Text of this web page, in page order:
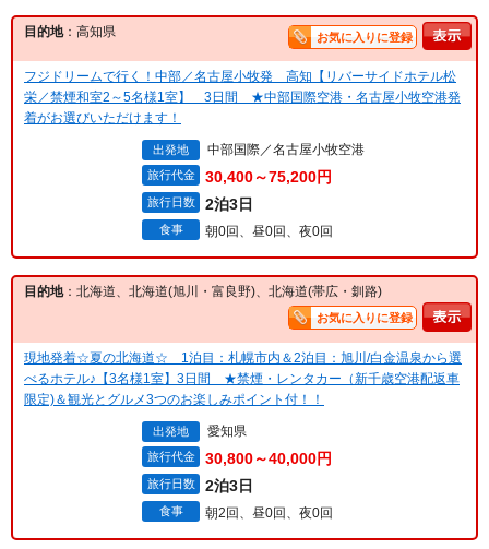
目的地：高知県 お気に入りに登録
フジドリームで行く！中部／名古屋小牧発 高知【リバーサイドホテル松
栄／禁煙和室2～5名様1室】 3日間 ★中部国際空港・名古屋小牧空港発
着がお選びいただけます！
出発地 中部国際／名古屋小牧空港
旅行代金 30,400～75,200円
旅行日数 2泊3日
食事 朝0回、昼0回、夜0回
目的地：北海道、北海道(旭川・富良野)、北海道(帯広・釧路)
お気に入りに登録
現地発着☆夏の北海道☆ 1泊目：札幌市内＆2泊目：旭川/白金温泉から選
べるホテル♪【3名様1室】3日間 ★禁煙・レンタカー（新千歳空港配返車
限定)＆観光とグルメ3つのお楽しみポイント付！！
出発地 愛知県
旅行代金 30,800～40,000円
旅行日数 2泊3日
食事 朝2回、昼0回、夜0回